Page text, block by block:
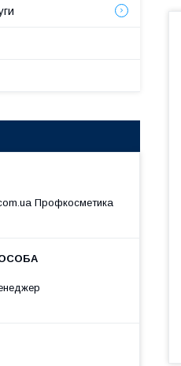
Профкосметика